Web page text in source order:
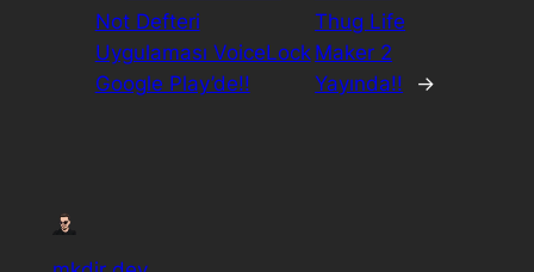
Not Defteri
Uygulaması VoiceLock
Google Play’de!!
Thug Life
Maker 2
Yayında!!
→